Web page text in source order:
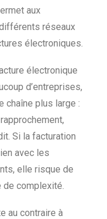
aux
réseaux
électroniques.
électronique
d’entreprises,
chaîne plus large :
Si la facturation
avec les
elle risque de
de complexité.
au contraire à